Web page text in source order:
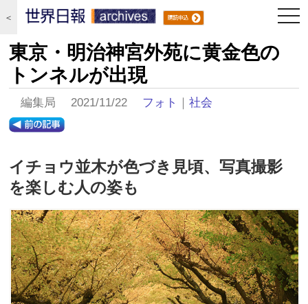
＜
東京・明治神宮外苑に黄金色の
トンネルが出現
編集局 2021/11/22 フォト ｜社会
イチョウ並木が色づき見頃、写真撮影
を楽しむ人の姿も